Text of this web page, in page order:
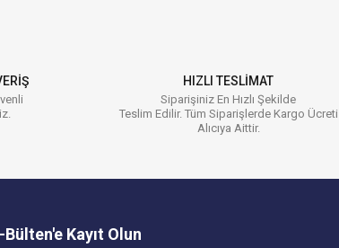
daha pahalı.
olmalı.
HIZLI TESLİMAT
Siparişiniz En Hızlı Şekilde
Teslim Edilir. Tüm Siparişlerde Kargo Ücreti
Alıcıya Aittir.
Bülten'e Kayıt Olun